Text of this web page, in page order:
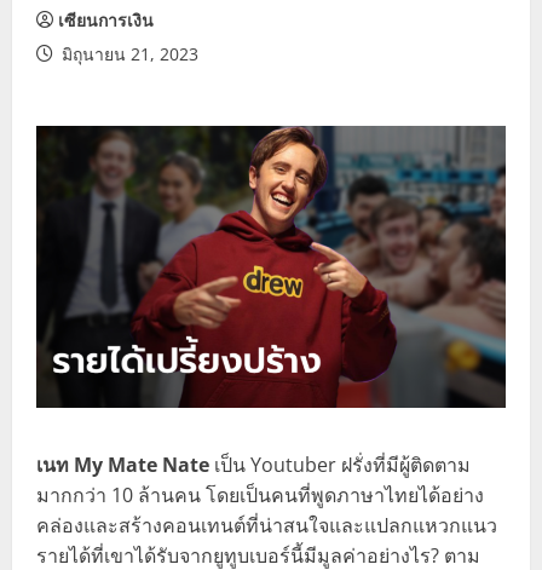
เซียนการเงิน
มิถุนายน 21, 2023
เนท My Mate Nate เป็น Youtuber ฝรั่งที่มีผู้ติดตาม
มากกว่า 10 ล้านคน โดยเป็นคนที่พูดภาษาไทยได้อย่าง
คล่องและสร้างคอนเทนต์ที่น่าสนใจและแปลกแหวกแนว
รายได้ที่เขาได้รับจากยูทูบเบอร์นี้มีมูลค่าอย่างไร? ตาม